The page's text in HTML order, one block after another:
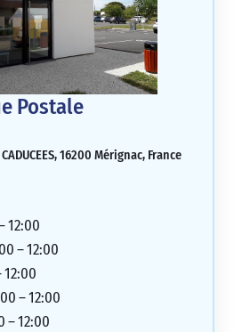
Postale
CADUCEES, 16200 Mérignac, France
12:00
– 12:00
12:00
– 12:00
– 12:00